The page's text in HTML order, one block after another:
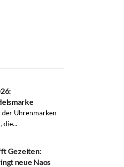
Uhrenmarken
die...
Gezeiten:
neue Naos